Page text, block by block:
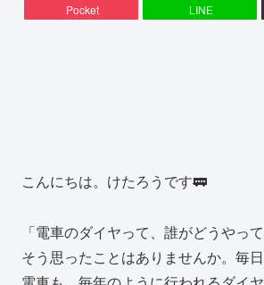
Pocket LINE
こんにちは。けたろうです🚃
「電車のダイヤって、誰がどうやっ
そう思ったことはありませんか。毎